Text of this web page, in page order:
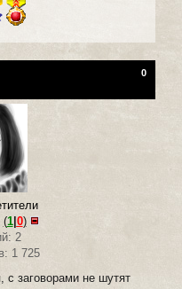
0
(1| 0)
2
1 725
с заговорами не шутят